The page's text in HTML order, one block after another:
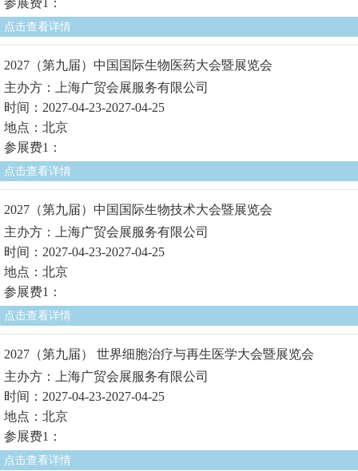
参展费1：
点击查看详情
2027（第九届）中国国际生物医药大会暨展览会
主办方：上海广贸会展服务有限公司
时间：2027-04-23-2027-04-25
地点：北京
参展费1：
点击查看详情
2027（第九届）中国国际生物技术大会暨展览会
主办方：上海广贸会展服务有限公司
时间：2027-04-23-2027-04-25
地点：北京
参展费1：
点击查看详情
2027（第九届） 世界细胞治疗与再生医学大会暨展览会
主办方：上海广贸会展服务有限公司
时间：2027-04-23-2027-04-25
地点：北京
参展费1：
点击查看详情